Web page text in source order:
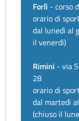
Forlì - corso
orario di
dal lunedì al
il venerdì)
Rimini - via
28
orario di
dal martedì
(chiuso il